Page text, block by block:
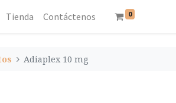
Tienda Contáctenos 0
Adiaplex 10 mg